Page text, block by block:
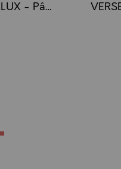
VERSELE-LAGA - ORLUX - Pâtée aux oeufs - Perruches